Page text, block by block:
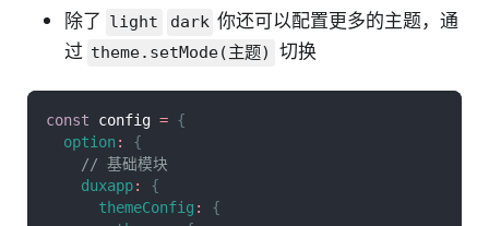
除了 light dark 你还可以配置更多的主题，通
过 theme.setMode(主题) 切换
const config = {
option :
{
// 基础模块
duxapp:
{
themeConfig :
{